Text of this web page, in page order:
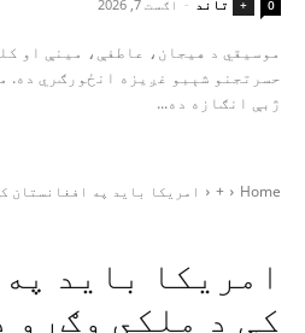
+ تاند - اګست 7, 2026 0
موسیقي د هیجان، عاطفې، مینې او
حسرتجنو شېبو غږیزه انځورګري ده.
ژبې انګازه ده...